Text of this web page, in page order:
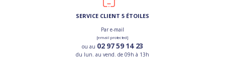
SERVICE CLIENT 5 ÉTOILES
Par e-mail
[email protected]
ou au 02 97 59 14 23
du lun. au vend. de 09h à 13h